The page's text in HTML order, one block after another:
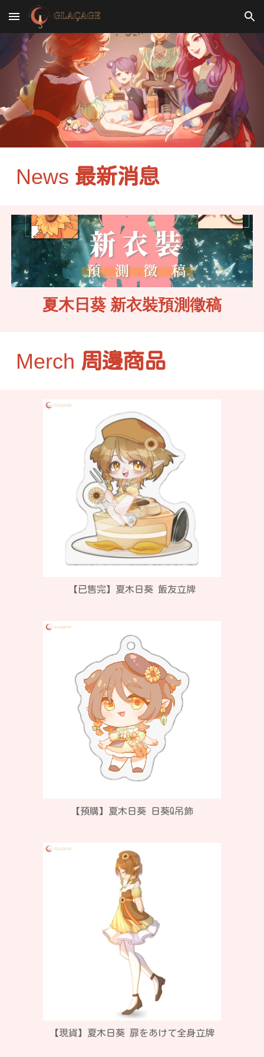
Skip to main content Skip to navigation
News 最新消息
夏木日葵 新衣裝預測徵稿
Merch 周邊商品
【已售完】夏木日葵 飯友立牌
【預購】夏木日葵 日葵Q吊飾
【現貨】夏木日葵 扉をあけて全身立牌